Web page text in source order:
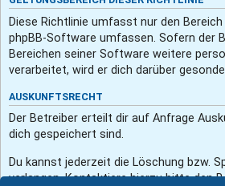
Diese Richtlinie umfasst nur den
phpBB-Software umfassen. Sofern der
Bereichen seiner Software weitere
verarbeitet, wird er dich darüber
AUSKUNFTSRECHT
Der Betreiber erteilt dir auf Anfrage
dich gespeichert sind.
Du kannst jederzeit die Löschung bzw.
verlangen. Kontaktiere hierzu bitte den